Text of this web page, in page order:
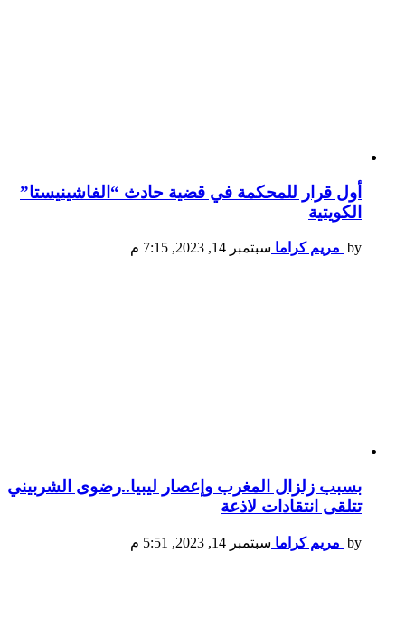
أول قرار للمحكمة في قضية حادث “الفاشينيستا”
الكويتية
by مريم كراما سبتمبر 14, 2023, 7:15 م
بسبب زلزال المغرب وإعصار ليبيا..رضوى الشربيني
تتلقى انتقادات لاذعة
by مريم كراما سبتمبر 14, 2023, 5:51 م